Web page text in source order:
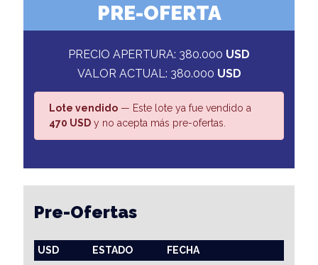
PRE-OFERTA
PRECIO APERTURA: 380.000 USD
VALOR ACTUAL: 380.000 USD
Lote vendido — Este lote ya fue vendido a
470 USD y no acepta más pre-ofertas.
Pre-Ofertas
USD ESTADO
FECHA